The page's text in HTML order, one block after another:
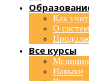
Как
О
Все курсы
Навыки